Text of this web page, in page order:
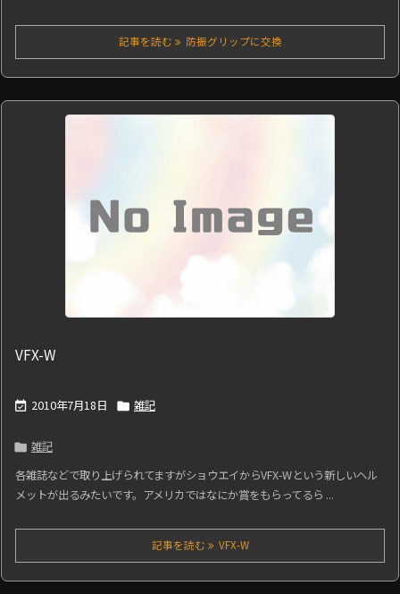
記事を読む 防振グリップに交換
VFX-W
 2010年7月18日  雑記
 雑記
各雑誌などで取り上げられてますがショウエイからVFX-Wという新しいヘル
メットが出るみたいです。アメリカではなにか賞をもらってるら ...
記事を読む VFX-W